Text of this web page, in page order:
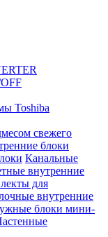
Toshiba
свежего
блоки
Канальные
внутренние
для
внутренние
блоки мини-